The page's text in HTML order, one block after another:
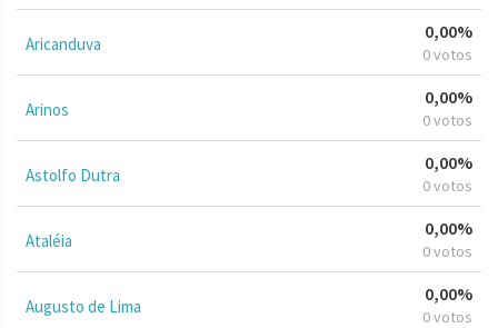
Aricanduva
0,00%
0 votos
Arinos
0,00%
0 votos
Astolfo Dutra
0,00%
0 votos
Ataléia
0,00%
0 votos
Augusto de Lima
0,00%
0 votos